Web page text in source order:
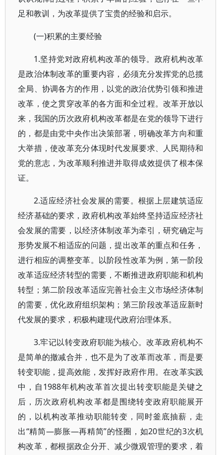
足和教训，为改革提供了宝贵的经验和启示。
(一)积累的主要经验
1.坚持党对政府机构改革的领导。政府机构改革
是政治体制改革的重要内容，必须充分发挥党的总揽
全局、协调各方的作用，以党的政治优势引领和推进
改革，使之贯穿改革的各方面和全过程。改革开放以
来，我国的历次政府机构改革都是在党的领导下进行
的，都是由党中央作出决策部署，明确改革方向和重
大举措，使改革充分体现时代发展要求、人民期待和
党的意志，为改革顺利推进并取得成效提供了根本保
证。
2.适应经济社会发展的需要。根据上层建筑适应
经济基础的要求，政府机构改革始终坚持适应经济社
会发展的需要，以经济体制改革为牵引，研究确定与
形势发展不相适应的问题，提出改革的重点和任务，
进行相应的调整变革。以阶段性改革为例，第一阶段
改革适应经济转型的需要，不断推进政府职能和机构
转型；第二阶段改革适应完善社会主义市场经济体制
的需要，优化政府组织架构；第三阶段改革适应新时
代发展的要求，积极构建现代政府治理体系。
3.牢记以转变政府职能为核心。改革政府机构不
是简单的撤减合并，也不是为了改革而改革，而是要
转变职能，提高效能，发挥好政府作用。在改革实践
中，自1988年机构改革首次提出转变职能是关键之
后，历次政府机构改革都是围绕转变政府职能展开
的，以机构改革推动职能转变，同时釜底抽薪，走
出“精简—膨胀—再精简”的怪圈，如20世纪的3次机
构改革，都根据政企分开、减少微观管理的要求，着